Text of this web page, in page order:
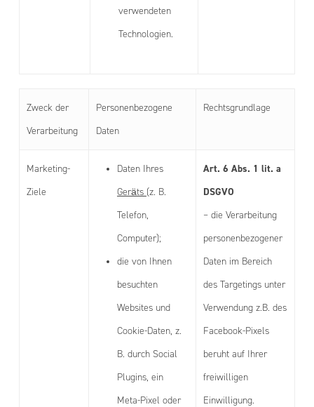
verwendeten
Technologien.
Zweck der
Verarbeitung
Personenbezogene
Daten
Rechtsgrundlage
Marketing-
Ziele
Daten Ihres
Geräts (z. B.
Telefon,
Computer);
die von Ihnen
besuchten
Websites und
Cookie-Daten, z.
B. durch Social
Plugins, ein
Meta-Pixel oder
Art. 6 Abs. 1 lit. a
DSGVO
– die Verarbeitung
personenbezogener
Daten im Bereich
des Targetings unter
Verwendung z.B. des
Facebook-Pixels
beruht auf Ihrer
freiwilligen
Einwilligung.